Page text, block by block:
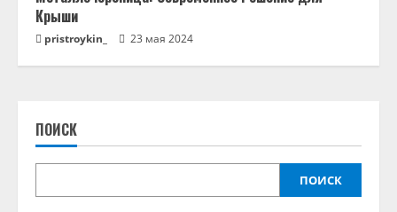
Крыши
pristroykin_ 23 мая 2024
ПОИСК
ПОИСК